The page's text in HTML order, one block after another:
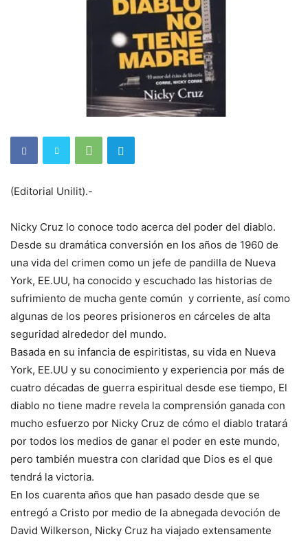
(Editorial Unilit).-
Nicky Cruz lo conoce todo acerca del poder del diablo.
Desde su dramática conversión en los años de 1960 de
una vida del crimen como un jefe de pandilla de Nueva
York, EE.UU, ha conocido y escuchado las historias de
sufrimiento de mucha gente común y corriente, así como
algunas de los peores prisioneros en cárceles de alta
seguridad alrededor del mundo.
Basada en su infancia de espiritistas, su vida en Nueva
York, EE.UU y su conocimiento y experiencia por más de
cuatro décadas de guerra espiritual desde ese tiempo, El
diablo no tiene madre revela la comprensión ganada con
mucho esfuerzo por Nicky Cruz de cómo el diablo tratará
por todos los medios de ganar el poder en este mundo,
pero también muestra con claridad que Dios es el que
tendrá la victoria.
En los cuarenta años que han pasado desde que se
entregó a Cristo por medio de la abnegada devoción de
David Wilkerson, Nicky Cruz ha viajado extensamente